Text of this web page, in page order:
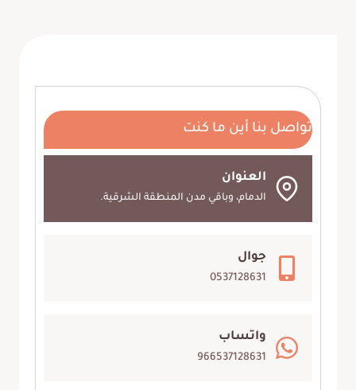
تواصل بنا أين ما كنت
العنوان
الدمام، وباقي مدن المنطقة الشرقية.
جوال
0537128631
واتساب
966537128631